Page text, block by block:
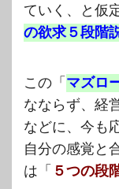
ていく、と仮
の欲求５段階
この「 マズロ
なならず、経
などに、今も
自分の感覚と
は「 ５つの段